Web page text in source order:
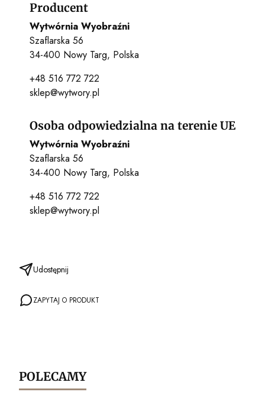
Producent
Wytwórnia Wyobraźni
Szaflarska 56
34-400 Nowy Targ, Polska
+48 516 772 722
sklep@wytwory.pl
Osoba odpowiedzialna na terenie UE
Wytwórnia Wyobraźni
Szaflarska 56
34-400 Nowy Targ, Polska
+48 516 772 722
sklep@wytwory.pl
Udostępnij
ZAPYTAJ O PRODUKT
POLECAMY